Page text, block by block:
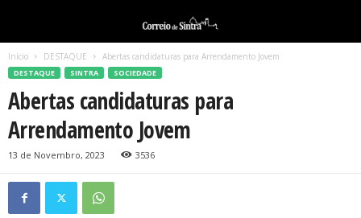
Início DESTAQUE Abertas candidaturas para Arrendamento Jovem
DESTAQUE SINTRA SOCIEDADE
Abertas candidaturas para
Arrendamento Jovem
13 de Novembro, 2023 3536